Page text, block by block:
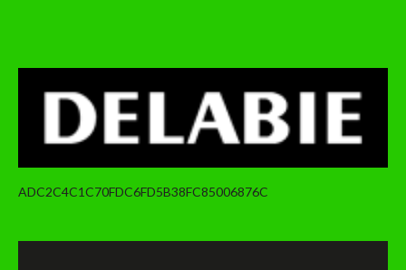
ADC2C4C1C70FDC6FD5B38FC85006876C